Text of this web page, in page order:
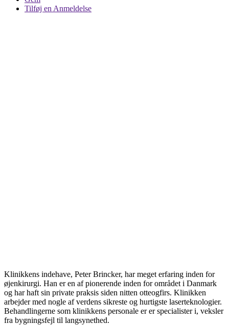
Tilføj en Anmeldelse
Klinikkens indehave, Peter Brincker, har meget erfaring inden for
øjenkirurgi. Han er en af pionerende inden for området i Danmark
og har haft sin private praksis siden nitten otteogfirs. Klinikken
arbejder med nogle af verdens sikreste og hurtigste laserteknologier.
Behandlingerne som klinikkens personale er er specialister i, veksler
fra bygningsfejl til langsynethed.